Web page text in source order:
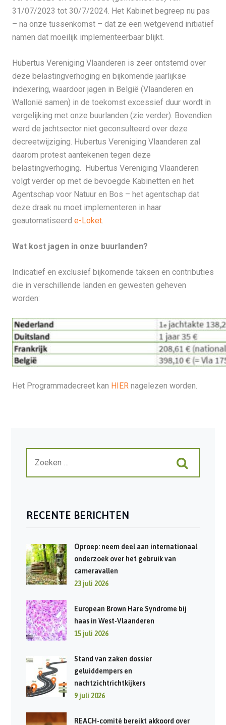
31/07/2023 tot 30/7/2024. Het Kabinet begreep nu pas
– na onze tussenkomst – dat ze een wetgevend initiatief
namen dat moeilijk implementeerbaar blijkt.
Hubertus Vereniging Vlaanderen is zeer ontstemd over
deze belastingverhoging en bijkomende jaarlijkse
indexering, waardoor jagen in België (Vlaanderen en
Wallonië samen) in de toekomst excessief duur wordt in
vergelijking met onze buurlanden (zie verder). Bovendien
werd de jachtsector niet geconsulteerd over deze
decreetwijziging. Hubertus Vereniging Vlaanderen zal
daarom protest aantekenen tegen deze
belastingverhoging. Hubertus Vereniging Vlaanderen
volgt verder op met de bevoegde Kabinetten en het
Agentschap voor Natuur en Bos – het agentschap dat
deze draak nu moet implementeren in haar
geautomatiseerd e-Loket.
Wat kost jagen in onze buurlanden?
Indicatief en exclusief bijkomende taksen en contributies
die in verschillende landen en gewesten geheven
worden:
Het Programmadecreet kan HIERnagelezen worden.
RECENTE BERICHTEN
Oproep: neem deel aan internationaal
onderzoek over het gebruik van
cameravallen
23 juli 2026
European Brown Hare Syndrome bij
haas in West-Vlaanderen
15 juli 2026
Stand van zaken dossier
geluiddempers en
nachtzichtrichtkijkers
9 juli 2026
REACH-comité bereikt akkoord over